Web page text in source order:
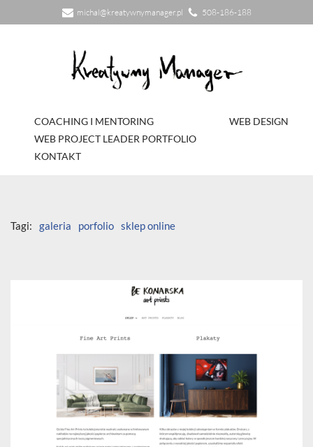
michal@kreatywnymanager.pl 508-186-188
COACHING I MENTORING
WEB DESIGN
WEB PROJECT LEADER PORTFOLIO
KONTAKT
Tagi: galeria porfolio sklep online